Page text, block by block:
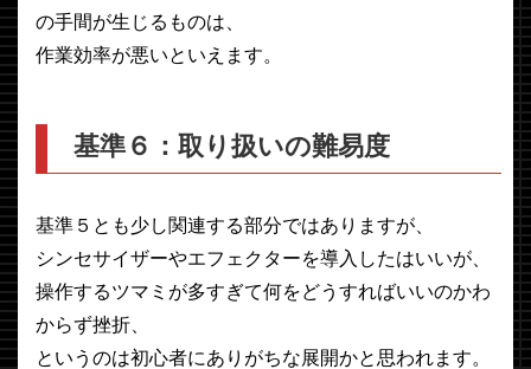
の手間が生じるものは、
作業効率が悪いといえます。
基準６：取り扱いの難易度
基準５とも少し関連する部分ではありますが、
シンセサイザーやエフェクターを導入したはいいが、
操作するツマミが多すぎて何をどうすればいいのかわ
からず挫折、
というのは初心者にありがちな展開かと思われます。